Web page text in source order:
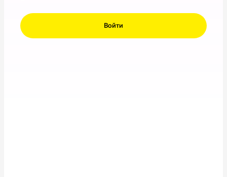
Войти